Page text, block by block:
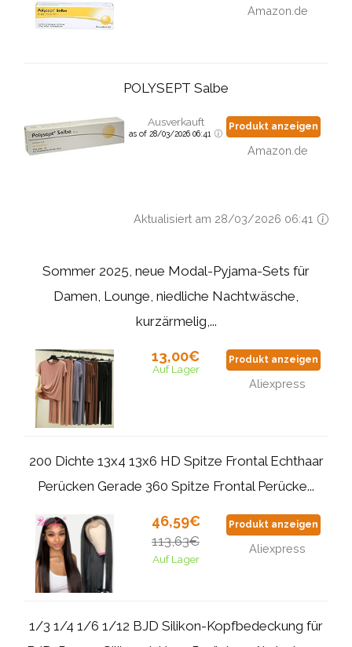
Amazon.de
POLYSEPT Salbe
Ausverkauft
as of 28/03/2026 06:41
Produkt anzeigen
Amazon.de
Aktualisiert am 28/03/2026 06:41
Sommer 2025, neue Modal-Pyjama-Sets für
Damen, Lounge, niedliche Nachtwäsche,
kurzärmelig,...
13,00€
Auf Lager
Produkt anzeigen
Aliexpress
200 Dichte 13x4 13x6 HD Spitze Frontal Echthaar
Perücken Gerade 360 Spitze Frontal Perücke...
46,59€
113,63€
Auf Lager
Produkt anzeigen
Aliexpress
1/3 1/4 1/6 1/12 BJD Silikon-Kopfbedeckung für